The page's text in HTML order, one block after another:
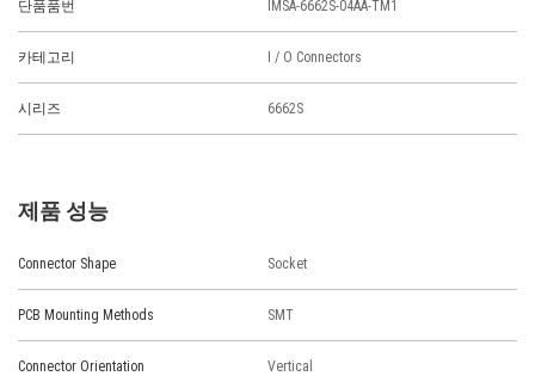
단품품번 IMSA-6662S-04AA-TM1
카테고리 I / O Connectors
시리즈 6662S
제품 성능
Connector Shape Socket
PCB Mounting Methods SMT
Connector Orientation Vertical